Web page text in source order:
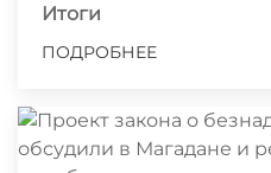
Итоги
ПОДРОБНЕЕ